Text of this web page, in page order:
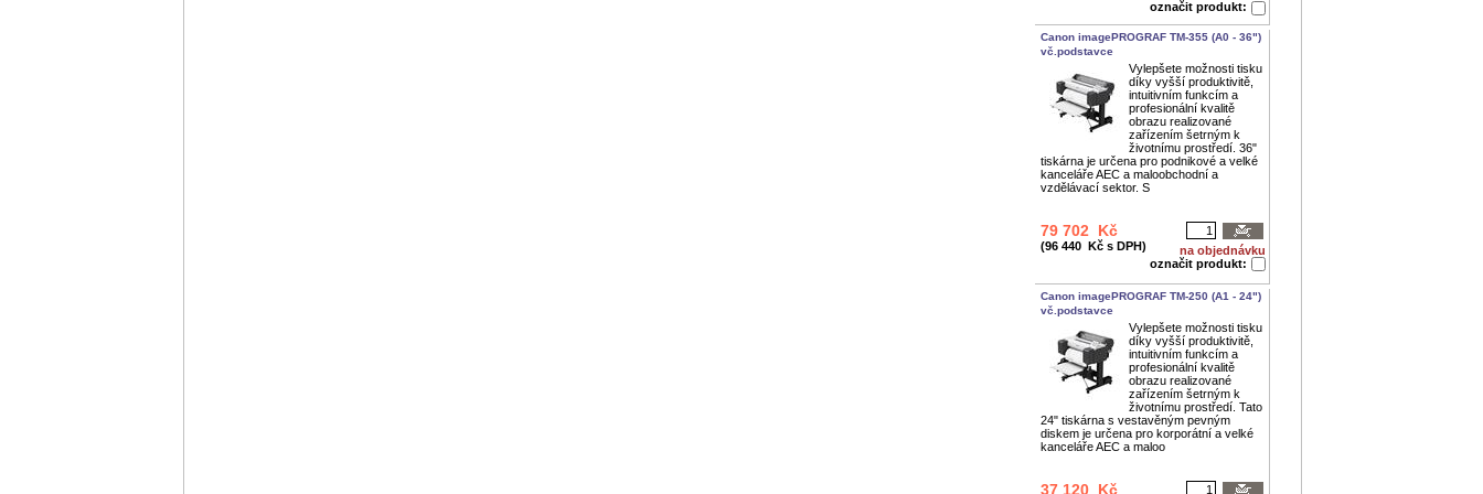
označit produkt:
Canon imagePROGRAF TM-355 (A0 - 36")
vč.podstavce
Vylepšete možnosti tisku
díky vyšší produktivitě,
intuitivním funkcím a
profesionální kvalitě
obrazu realizované
zařízením šetrným k
životnímu prostředí. 36"
tiskárna je určena pro podnikové a velké
kanceláře AEC a maloobchodní a
vzdělávací sektor. S
na objednávku
označit produkt:
79 702 Kč
(96 440 Kč s DPH)
Canon imagePROGRAF TM-250 (A1 - 24")
vč.podstavce
Vylepšete možnosti tisku
díky vyšší produktivitě,
intuitivním funkcím a
profesionální kvalitě
obrazu realizované
zařízením šetrným k
životnímu prostředí. Tato
24" tiskárna s vestavěným pevným
diskem je určena pro korporátní a velké
kanceláře AEC a maloo
37 120 Kč